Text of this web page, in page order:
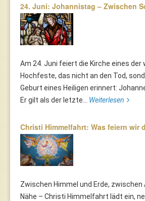
24. Juni: Johannistag – Zwischen
Am 24. Juni feiert die Kirche eines der
Hochfeste, das nicht an den Tod,
Geburt eines Heiligen erinnert:
Er gilt als der letzte... Weiterlesen
Christi Himmelfahrt: Was feiern wir
Zwischen Himmel und Erde, zwischen
Nähe – Christi Himmelfahrt lädt ein,